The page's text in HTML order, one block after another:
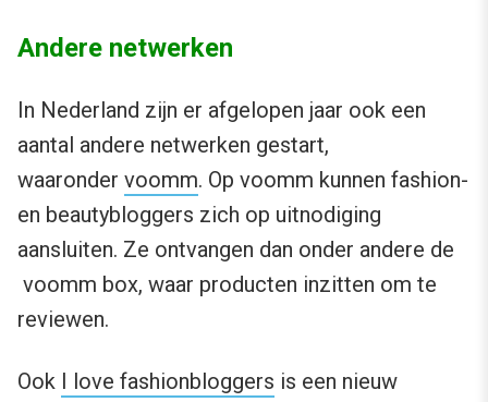
Andere netwerken
In Nederland zijn er afgelopen jaar ook een
aantal andere netwerken gestart,
waaronder voomm. Op voomm kunnen fashion-
en beautybloggers zich op uitnodiging
aansluiten. Ze ontvangen dan onder andere de
voomm box, waar producten inzitten om te
reviewen.
Ook I love fashionbloggers is een nieuw